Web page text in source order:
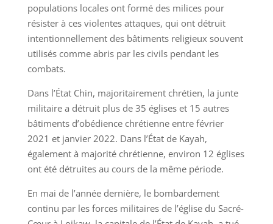
populations locales ont formé des milices pour
résister à ces violentes attaques, qui ont détruit
intentionnellement des bâtiments religieux souvent
utilisés comme abris par les civils pendant les
combats.
Dans l’État Chin, majoritairement chrétien, la junte
militaire a détruit plus de 35 églises et 15 autres
bâtiments d’obédience chrétienne entre février
2021 et janvier 2022. Dans l’État de Kayah,
également à majorité chrétienne, environ 12 églises
ont été détruites au cours de la même période.
En mai de l’année dernière, le bombardement
continu par les forces militaires de l’église du Sacré-